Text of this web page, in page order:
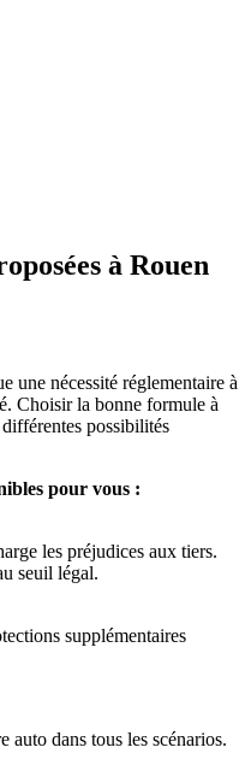
à Rouen
une nécessité réglementaire à
Choisir la bonne formule à
possibilités
pour vous :
les préjudices aux tiers.
seuil légal.
supplémentaires
dans tous les scénarios.